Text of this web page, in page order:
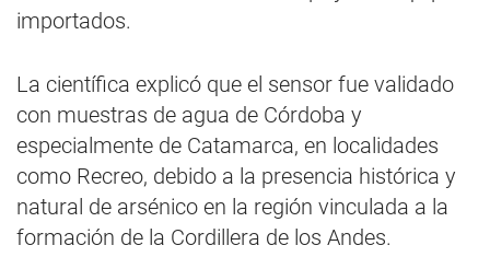
importados.
La científica explicó que el sensor fue validado
con muestras de agua de Córdoba y
especialmente de Catamarca, en localidades
como Recreo, debido a la presencia histórica y
natural de arsénico en la región vinculada a la
formación de la Cordillera de los Andes.